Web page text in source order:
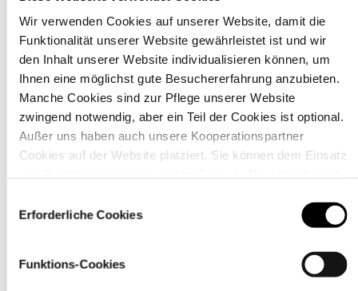
Wir verwenden Cookies auf unserer Website, damit die
Funktionalität unserer Website gewährleistet ist und wir
den Inhalt unserer Website individualisieren können, um
Ihnen eine möglichst gute Besuchererfahrung anzubieten.
Manche Cookies sind zur Pflege unserer Website
zwingend notwendig, aber ein Teil der Cookies ist optional.
Außer uns haben auch unsere Kooperationspartner
Cookies auf der Website platziert. Sie können dem Einsatz
über den Link „Cookie-Einstellungen
Erforderliche Cookies
Funktions-Cookies
Material